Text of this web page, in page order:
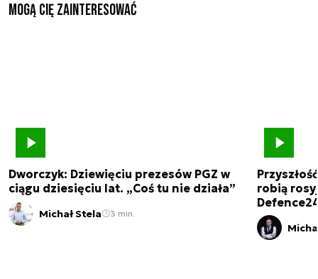
Mogą Cię zainteresować
Dworczyk: Dziewięciu prezesów PGZ w
ciągu dziesięciu lat. „Coś tu nie działa”
Michał Stela 3 min.
robią